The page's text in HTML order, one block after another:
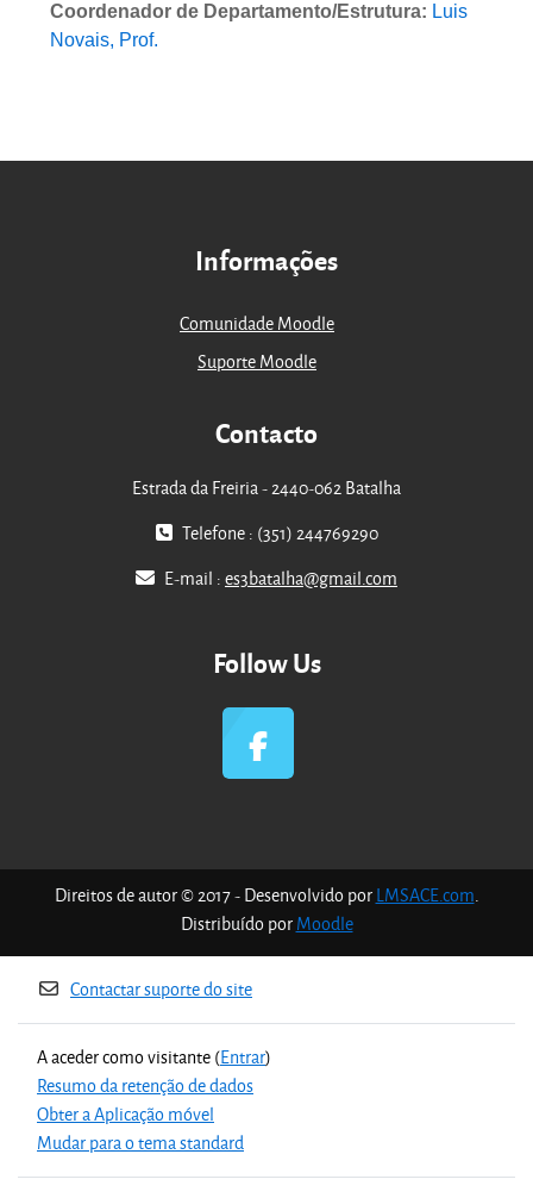
Coordenador de Departamento/Estrutura: Luis
Novais, Prof.
Informações
Comunidade Moodle
Suporte Moodle
Contacto
Estrada da Freiria - 2440-062 Batalha
Telefone : (351) 244769290
E-mail :es3batalha@gmail.com
Follow Us
Direitos de autor © 2017 - Desenvolvido porLMSACE.com.
Distribuído porMoodle
Contactar suporte do site
A aceder como visitante (Entrar)
Resumo da retenção de dados
Obter a Aplicação móvel
Mudar para o tema standard